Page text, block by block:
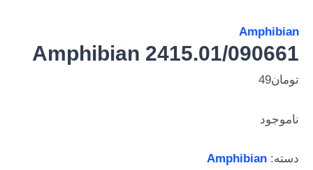
Amphibian
Amphibian 2415.01/090661
تومان49
ناموجود
دسته: Amphibian